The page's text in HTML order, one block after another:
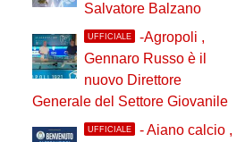
Salvatore Balzano
UFFICIALE
-Agropoli ,
Gennaro Russo è il
nuovo Direttore
Generale del Settore Giovanile
UFFICIALE
- Aiano calcio ,